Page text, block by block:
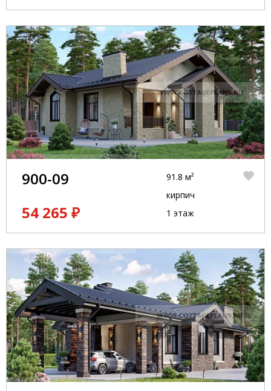
900-09
54 265 ₽
91.8 м²
кирпич
1 этаж